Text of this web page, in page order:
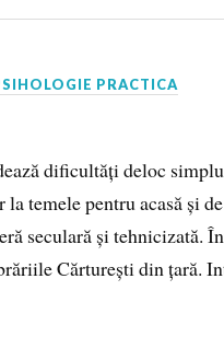
PRACTICA
dificultăți deloc
temele pentru acasă și
seculară și tehnicizată.
Cărturești din țară.